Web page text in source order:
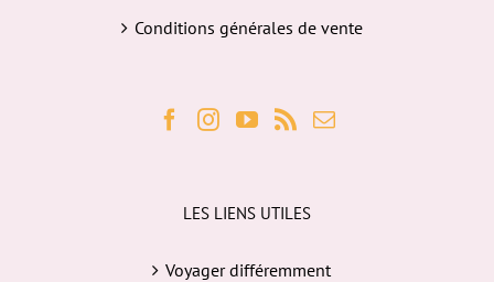
Conditions générales de vente
LES LIENS UTILES
Voyager différemment